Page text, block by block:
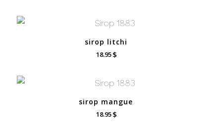
sirop litchi
18.95$
sirop mangue
18.95$